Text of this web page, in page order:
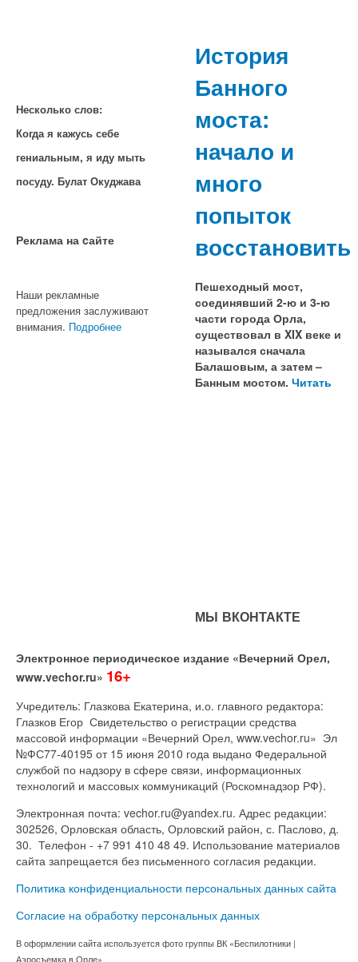
Несколько слов:
Когда я кажусь себе
гениальным, я иду мыть
посуду. Булат Окуджава
Реклама на cайте
Наши рекламные
предложения заслуживают
внимания. Подробнее
История
Банного
моста:
начало и
много
попыток
восстановить
Пешеходный мост,
соединявший 2-ю и 3-ю
части города Орла,
существовал в XIX веке и
назывался сначала
Балашовым, а затем –
Банным мостом. Читать
МЫ ВКОНТАКТЕ
Электронное периодическое издание «Вечерний Орел,
www.vechor.ru» 16+
Учредитель: Глазкова Екатерина, и.о. главного редактора:
Глазков Егор Свидетельство о регистрации средства
массовой информации «Вечерний Орел, www.vechor.ru» Эл
№ФС77-40195 от 15 июня 2010 года выдано Федеральной
службой по надзору в сфере связи, информационных
технологий и массовых коммуникаций (Роскомнадзор РФ).
Электронная почта: vechor.ru@yandex.ru. Адрес редакции:
302526, Орловская область, Орловский район, с. Паслово, д.
30. Телефон - +7 991 410 48 49. Использование материалов
сайта запрещается без письменного согласия редакции.
Политика конфиденциальности персональных данных сайта
Согласие на обработку персональных данных
В оформлении сайта используется фото группы ВК «Беспилотники |
Аэросъемка в Орле»